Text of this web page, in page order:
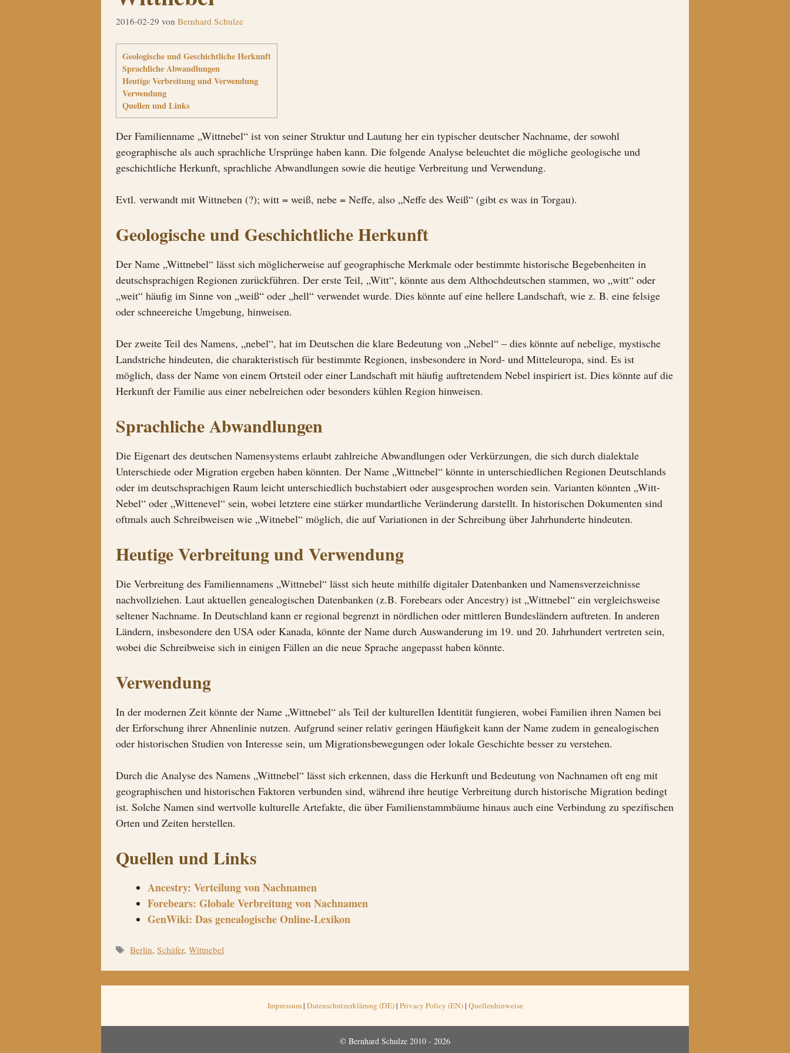
2016-02-29 von Bernhard Schulze
Geologische und Geschichtliche Herkunft
Sprachliche Abwandlungen
Heutige Verbreitung und Verwendung
Verwendung
Quellen und Links
Der Familienname „Wittnebel“ ist von seiner Struktur und Lautung her ein typischer deutscher Nachname, der sowohl
geographische als auch sprachliche Ursprünge haben kann. Die folgende Analyse beleuchtet die mögliche geologische und
geschichtliche Herkunft, sprachliche Abwandlungen sowie die heutige Verbreitung und Verwendung.
Evtl. verwandt mit Wittneben (?); witt = weiß, nebe = Neffe, also „Neffe des Weiß“ (gibt es was in Torgau).
Geologische und Geschichtliche Herkunft
Der Name „Wittnebel“ lässt sich möglicherweise auf geographische Merkmale oder bestimmte historische Begebenheiten in
deutschsprachigen Regionen zurückführen. Der erste Teil, „Witt“, könnte aus dem Althochdeutschen stammen, wo „witt“ oder
„weit“ häufig im Sinne von „weiß“ oder „hell“ verwendet wurde. Dies könnte auf eine hellere Landschaft, wie z. B. eine felsige
oder schneereiche Umgebung, hinweisen.
Der zweite Teil des Namens, „nebel“, hat im Deutschen die klare Bedeutung von „Nebel“ – dies könnte auf nebelige, mystische
Landstriche hindeuten, die charakteristisch für bestimmte Regionen, insbesondere in Nord- und Mitteleuropa, sind. Es ist
möglich, dass der Name von einem Ortsteil oder einer Landschaft mit häufig auftretendem Nebel inspiriert ist. Dies könnte auf die
Herkunft der Familie aus einer nebelreichen oder besonders kühlen Region hinweisen.
Sprachliche Abwandlungen
Die Eigenart des deutschen Namensystems erlaubt zahlreiche Abwandlungen oder Verkürzungen, die sich durch dialektale
Unterschiede oder Migration ergeben haben könnten. Der Name „Wittnebel“ könnte in unterschiedlichen Regionen Deutschlands
oder im deutschsprachigen Raum leicht unterschiedlich buchstabiert oder ausgesprochen worden sein. Varianten könnten „Witt-
Nebel“ oder „Wittenevel“ sein, wobei letztere eine stärker mundartliche Veränderung darstellt. In historischen Dokumenten sind
oftmals auch Schreibweisen wie „Witnebel“ möglich, die auf Variationen in der Schreibung über Jahrhunderte hindeuten.
Heutige Verbreitung und Verwendung
Die Verbreitung des Familiennamens „Wittnebel“ lässt sich heute mithilfe digitaler Datenbanken und Namensverzeichnisse
nachvollziehen. Laut aktuellen genealogischen Datenbanken (z.B. Forebears oder Ancestry) ist „Wittnebel“ ein vergleichsweise
seltener Nachname. In Deutschland kann er regional begrenzt in nördlichen oder mittleren Bundesländern auftreten. In anderen
Ländern, insbesondere den USA oder Kanada, könnte der Name durch Auswanderung im 19. und 20. Jahrhundert vertreten sein,
wobei die Schreibweise sich in einigen Fällen an die neue Sprache angepasst haben könnte.
Verwendung
In der modernen Zeit könnte der Name „Wittnebel“ als Teil der kulturellen Identität fungieren, wobei Familien ihren Namen bei
der Erforschung ihrer Ahnenlinie nutzen. Aufgrund seiner relativ geringen Häufigkeit kann der Name zudem in genealogischen
oder historischen Studien von Interesse sein, um Migrationsbewegungen oder lokale Geschichte besser zu verstehen.
Durch die Analyse des Namens „Wittnebel“ lässt sich erkennen, dass die Herkunft und Bedeutung von Nachnamen oft eng mit
geographischen und historischen Faktoren verbunden sind, während ihre heutige Verbreitung durch historische Migration bedingt
ist. Solche Namen sind wertvolle kulturelle Artefakte, die über Familienstammbäume hinaus auch eine Verbindung zu spezifischen
Orten und Zeiten herstellen.
Quellen und Links
Ancestry: Verteilung von Nachnamen
Forebears: Globale Verbreitung von Nachnamen
GenWiki: Das genealogische Online-Lexikon
Schlagwörter
Berlin,Schäfer,Wittnebel
Impressum| Datenschutzerklärung (DE)| Privacy Policy (EN)| Quellenhinweise
© Bernhard Schulze 2010 - 2026